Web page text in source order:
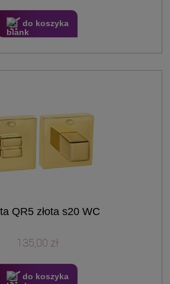
do koszyka
QR5 złota s20 WC
135,00 zł
do koszyka